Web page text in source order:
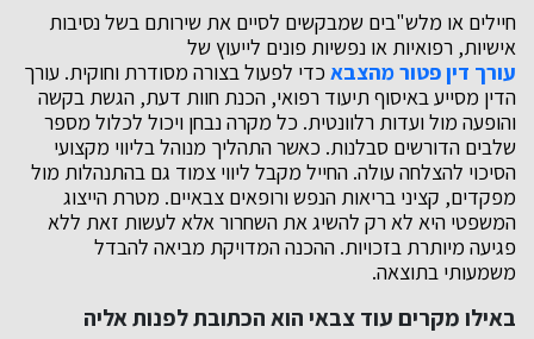
חיילים או מלש"בים שמבקשים לסיים את שירותם בשל נסיבות
אישיות, רפואיות או נפשיות פונים לייעוץ של
עורך דין פטור מהצבא כדי לפעול בצורה מסודרת וחוקית. עורך
הדין מסייע באיסוף תיעוד רפואי, הכנת חוות דעת, הגשת בקשה
והופעה מול ועדות רלוונטית. כל מקרה נבחן ויכול לכלול מספר
שלבים הדורשים סבלנות. כאשר התהליך מנוהל בליווי מקצועי
הסיכוי להצלחה עולה. החייל מקבל ליווי צמוד גם בהתנהלות מול
מפקדים, קציני בריאות הנפש ורופאים צבאיים. מטרת הייצוג
המשפטי היא לא רק להשיג את השחרור אלא לעשות זאת ללא
פגיעה מיותרת בזכויות. ההכנה המדויקת מביאה להבדל
משמעותי בתוצאה.
באילו מקרים עוד צבאי הוא הכתובת לפנות אליה